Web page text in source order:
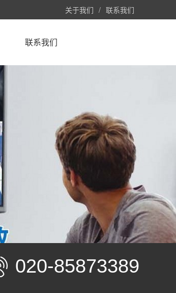
关于我们 / 联系我们
联系我们
020-85873389